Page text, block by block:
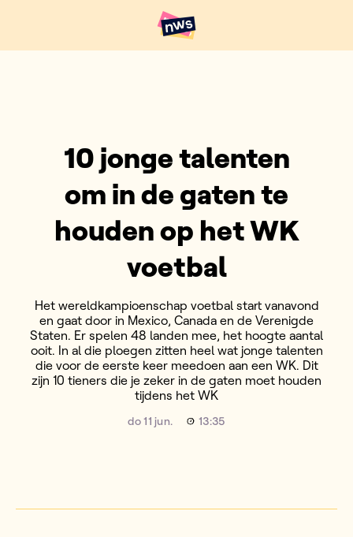
Hoofdpunten VRT NWS
10 jonge talenten
om in de gaten te
houden op het WK
voetbal
Het wereldkampioenschap voetbal start vanavond
en gaat door in Mexico, Canada en de Verenigde
Staten. Er spelen 48 landen mee, het hoogte aantal
ooit. In al die ploegen zitten heel wat jonge talenten
die voor de eerste keer meedoen aan een WK. Dit
zijn 10 tieners die je zeker in de gaten moet houden
tijdens het WK
do 11 jun. 13:35